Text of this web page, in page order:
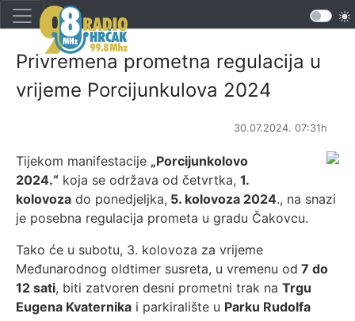
Privremena prometna regulacija u
vrijeme Porcijunkulova 2024
30.07.2024. 07:31h
Tijekom manifestacije „Porcijunkolovo
2024.“ koja se održava od četvrtka, 1.
kolovoza do ponedjeljka, 5. kolovoza 2024., na snazi
je posebna regulacija prometa u gradu Čakovcu.
Tako će u subotu, 3. kolovoza za vrijeme
Međunarodnog oldtimer susreta, u vremenu od 7 do
12 sati, biti zatvoren desni prometni trak na Trgu
Eugena Kvaternika i parkiralište u Parku Rudolfa